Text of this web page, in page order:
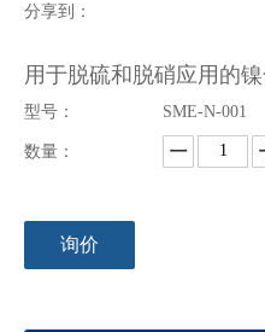
蒸馏塔合金镍压力容器船用
分享到：
用于脱硫和脱硝应用的
型号： SME-N-001
数量：
询价